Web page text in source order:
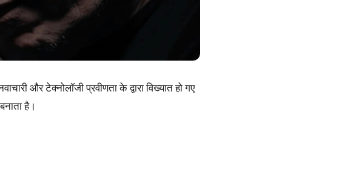
और टेक्नोलॉजी प्रवीणता के द्वारा विख्यात हो गए
है।